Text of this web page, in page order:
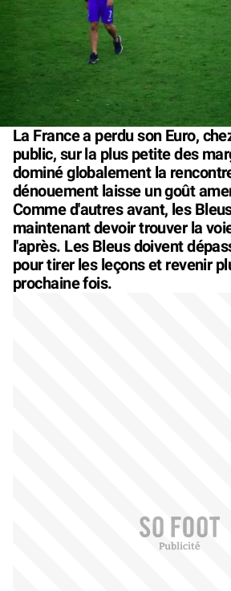
La France a perdu son Euro,
public, sur la plus petite des
dominé globalement la
dénouement laisse un goût
Comme d'autres avant, les
maintenant devoir trouver la
l'après. Les Bleus doivent
pour tirer les leçons et revenir
prochaine fois.